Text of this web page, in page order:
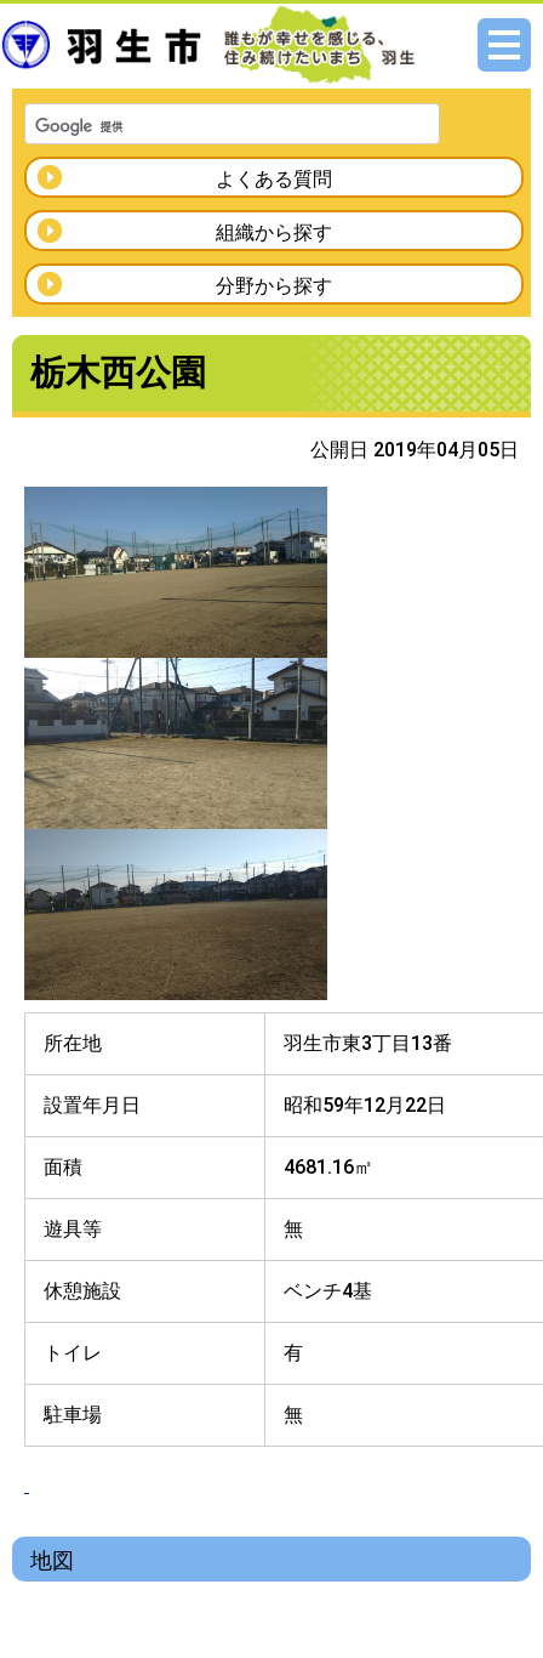
メニ
よくある質問
組織から探す
分野から探す
栃木西公園
公開日 2019年04月05日
所在地 羽生市東3丁目13番
設置年月日 昭和59年12月22日
面積 4681.16㎡
遊具等 無
休憩施設 ベンチ4基
トイレ 有
駐車場 無
地図